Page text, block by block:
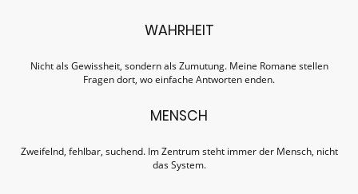
WAHRHEIT
Nicht als Gewissheit, sondern als Zumutung. Meine Romane stellen
Fragen dort, wo einfache Antworten enden.
MENSCH
Zweifelnd, fehlbar, suchend. Im Zentrum steht immer der Mensch, nicht
das System.